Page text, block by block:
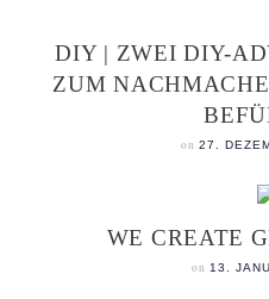
DIY | ZWEI DIY-
ZUM
on 27.
WE CREATE
on 13.